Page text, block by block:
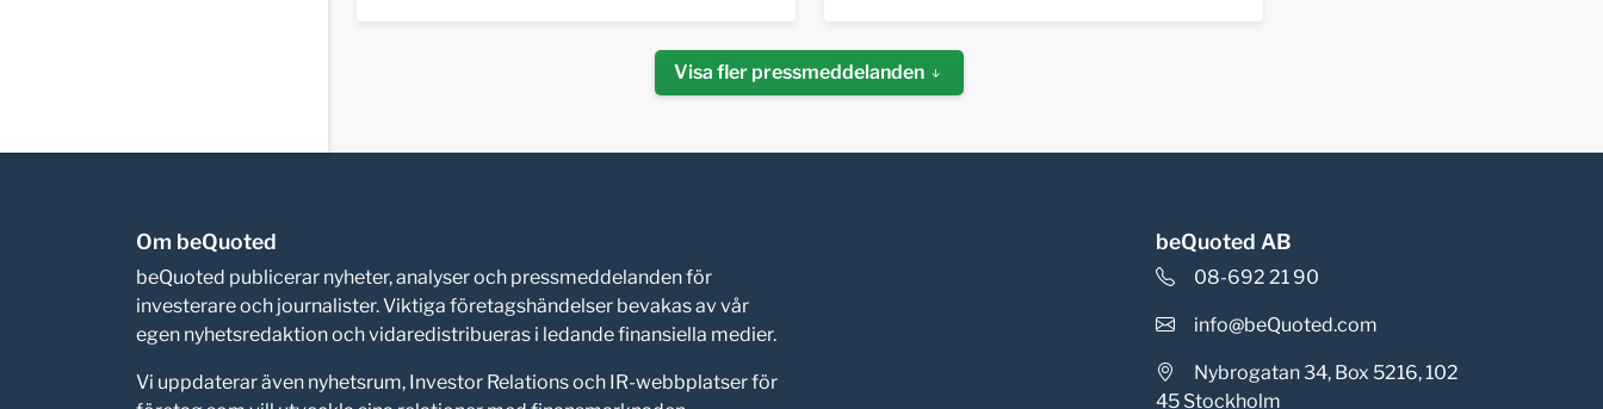
Visa fler pressmeddelanden
Om beQuoted
beQuoted publicerar nyheter, analyser och pressmeddelanden för
investerare och journalister. Viktiga företagshändelser bevakas av vår
egen nyhetsredaktion och vidaredistribueras i ledande finansiella medier.
Vi uppdaterar även nyhetsrum, Investor Relations och IR-webbplatser för
beQuoted AB
08-692 21 90
info@beQuoted.com
Nybrogatan 34, Box 5216, 102
45 Stockholm